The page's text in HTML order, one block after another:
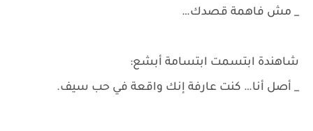
_ مش فاهمة قصدك…
شاهندة ابتسمت ابتسامة أبشع:
_ أصل أنا… كنت عارفة إنك واقعة في حب سيف.